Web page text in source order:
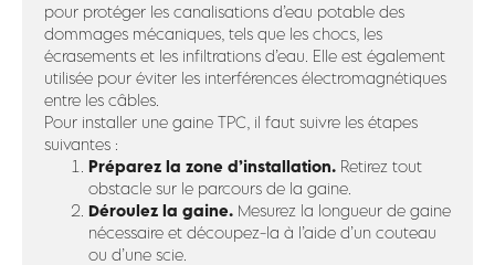
pour protéger les canalisations d’eau potable des
dommages mécaniques, tels que les chocs, les
écrasements et les infiltrations d’eau. Elle est également
utilisée pour éviter les interférences électromagnétiques
entre les câbles.
Pour installer une gaine TPC, il faut suivre les étapes
suivantes :
Préparez la zone d’installation. Retirez tout
obstacle sur le parcours de la gaine.
Déroulez la gaine. Mesurez la longueur de gaine
nécessaire et découpez-la à l’aide d’un couteau
ou d’une scie.